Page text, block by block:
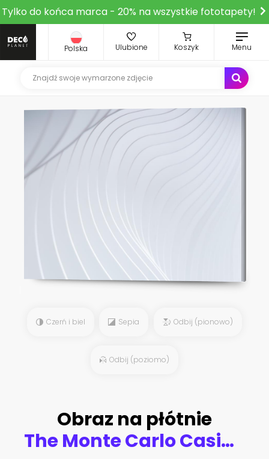
Tylko do końca marca - 20% na wszystkie fototapety!
Polska Ulubione Koszyk Menu
Czerń i biel Sepia Odbij (pionowo)
Odbij (poziomo)
Obraz na płótnie
The Monte Carlo Casino, gambling and entertainment complex located in Monte Carlo, Monaco, Cote de Azul, France, Europe.